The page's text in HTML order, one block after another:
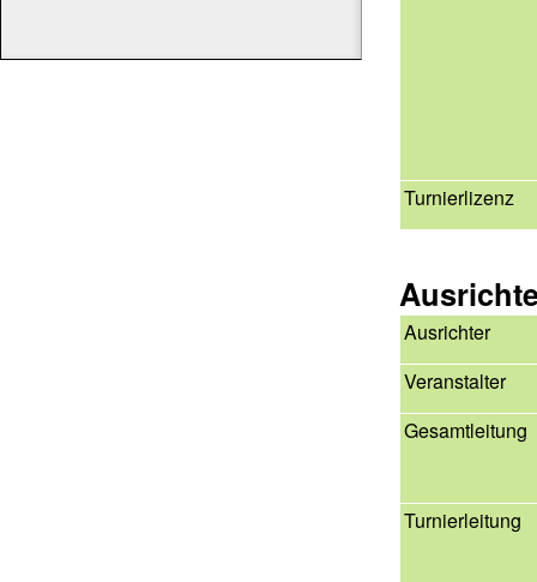
Turnierlizenz
Ausrichter
Veranstalter
Gesamtleitung
Turnierleitung